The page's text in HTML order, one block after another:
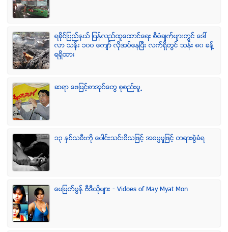
ရခုိင္ျပည္နယ္ ျပန္လည္ထူေထာင္ေရး စီမံခ်က္မ်ားတြင္ ေဒၚ
လာ သန္း ၁၀၀ ေက်ာ္ လုိအပ္ေနၿပီး လက္ရွိတြင္ သန္း ၈၀ ခန္႔
ရရွိထား
ဆရာ ေဖျမင့္စာအုပ္ေတြ စုစည္းမူ႕
၁၃ ႏွစ္သမီးကို ေပါင္းသင္းမိသျဖင့္ အဓမၼမႈျဖင့္ တရားစြဲခံရ
ေမျမတ္မြန္ ဗီဒီယုိမ်ား - Vidoes of May Myat Mon